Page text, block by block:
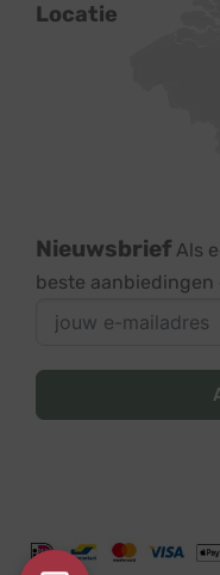
Locatie
Nieuwsbrief Als
beste aanbiedingen